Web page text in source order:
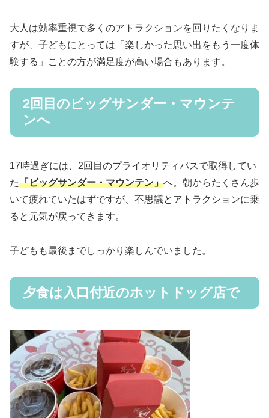
大人は効率重視で多くのアトラクションを回りたくなりま
すが、子どもにとっては「楽しかった思い出をもう一度体
験する」ことの方が満足度が高い場合もあります。
2回目のビッグサンダー・マウンテ
ンへ
17時過ぎには、2回目のプライオリティパスで取得してい
た「ビッグサンダー・マウンテン」へ。朝からたくさん歩
いて疲れていたはずですが、不思議とアトラクションに乗
ると元気が戻ってきます。
子どもも最後までしっかり楽しんでいました。
夕食は入口付近のホットドッグ店で